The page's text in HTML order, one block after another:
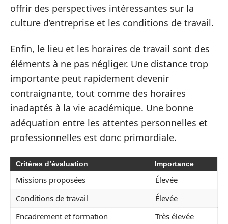
offrir des perspectives intéressantes sur la
culture d’entreprise et les conditions de travail.
Enfin, le lieu et les horaires de travail sont des
éléments à ne pas négliger. Une distance trop
importante peut rapidement devenir
contraignante, tout comme des horaires
inadaptés à la vie académique. Une bonne
adéquation entre les attentes personnelles et
professionnelles est donc primordiale.
Critères d’évaluation Importance
Missions proposées
Élevée
Conditions de travail
Élevée
Encadrement et formation
Très élevée